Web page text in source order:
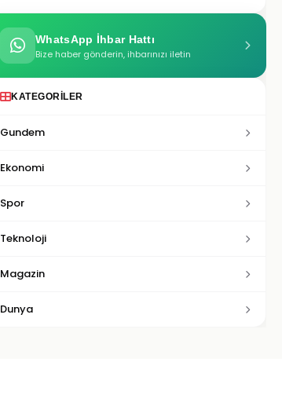
WhatsApp İhbar Hattı
Bize haber gönderin, ihbarınızı iletin
KATEGORILER
Gundem
Ekonomi
Spor
Teknoloji
Magazin
Dunya